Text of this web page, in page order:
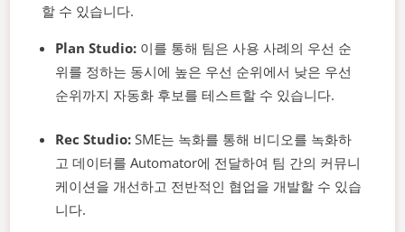
할 수 있습니다.
Plan Studio: 이를 통해 팀은 사용 사례의 우선 순
위를 정하는 동시에 높은 우선 순위에서 낮은 우선
순위까지 자동화 후보를 테스트할 수 있습니다.
Rec Studio: SME는 녹화를 통해 비디오를 녹화하
고 데이터를 Automator에 전달하여 팀 간의 커뮤니
케이션을 개선하고 전반적인 협업을 개발할 수 있습
니다.